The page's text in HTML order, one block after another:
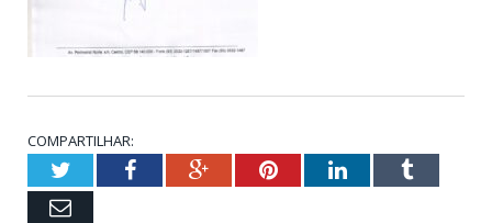
COMPARTILHAR:
TwitterFacebookGoogle+PinterestLinkedInTumblr
Email